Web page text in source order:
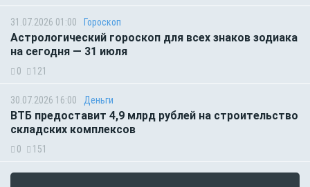
31.07.2026 01:00 Гороскоп
Астрологический гороскоп для всех знаков зодиака
на сегодня — 31 июля
0 121
30.07.2026 16:00 Деньги
ВТБ предоставит 4,9 млрд рублей на строительство
складских комплексов
0 151